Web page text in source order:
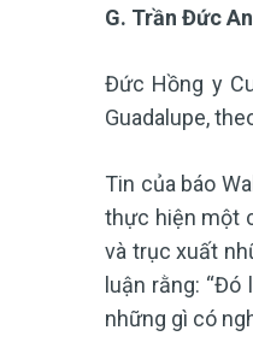
G. Trần Đức
Đức Hồng y
Guadalupe,
Tin của báo
thực hiện một
và trục xuất
luận rằng:
những gì có